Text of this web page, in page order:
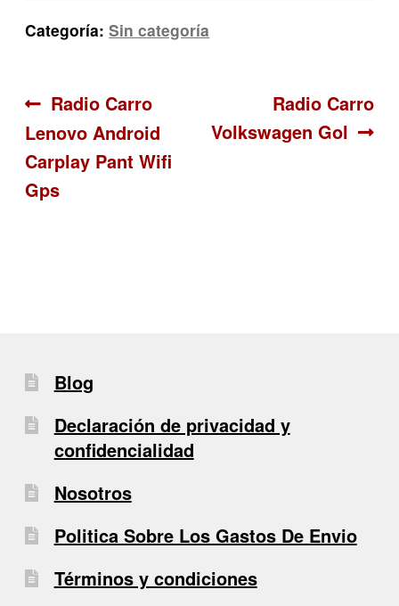
Categoría:Sin categoría
Navegación
de
entradas
Anterior:
Radio Carro
Lenovo Android
Carplay Pant Wifi
Gps
Siguiente:
Radio Carro
Volkswagen Gol
Blog
Declaración de privacidad y
confidencialidad
Nosotros
Politica Sobre Los Gastos De Envio
Términos y condiciones